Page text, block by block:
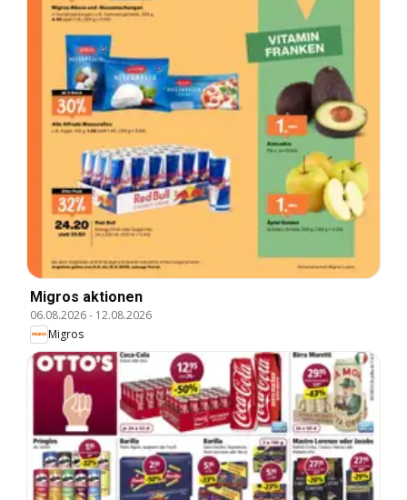
Migros aktionen
06.08.2026- 12.08.2026
Migros